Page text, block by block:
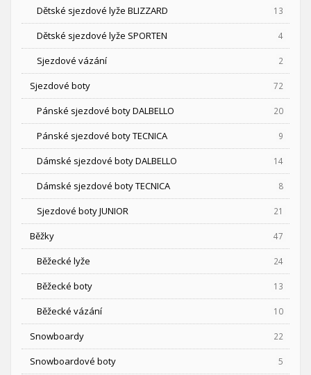
Dětské sjezdové lyže BLIZZARD 13
Dětské sjezdové lyže SPORTEN 4
Sjezdové vázání 2
Sjezdové boty 72
Pánské sjezdové boty DALBELLO 20
Pánské sjezdové boty TECNICA 9
Dámské sjezdové boty DALBELLO 14
Dámské sjezdové boty TECNICA 8
Sjezdové boty JUNIOR 21
Běžky 47
Běžecké lyže 24
Běžecké boty 13
Běžecké vázání 10
Snowboardy 22
Snowboardové boty 5